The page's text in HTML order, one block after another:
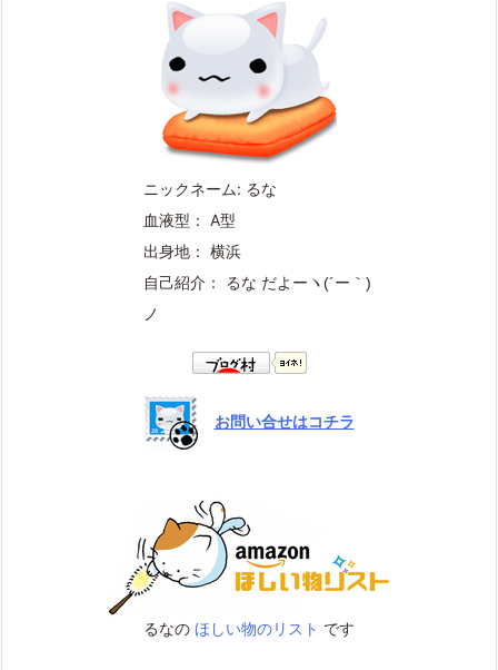
ニックネーム: るな
血液型： A型
出身地： 横浜
自己紹介： るな だよー ヽ(´ー｀)
ノ
お問い合せはコチラ
るなの ほしい物のリスト です